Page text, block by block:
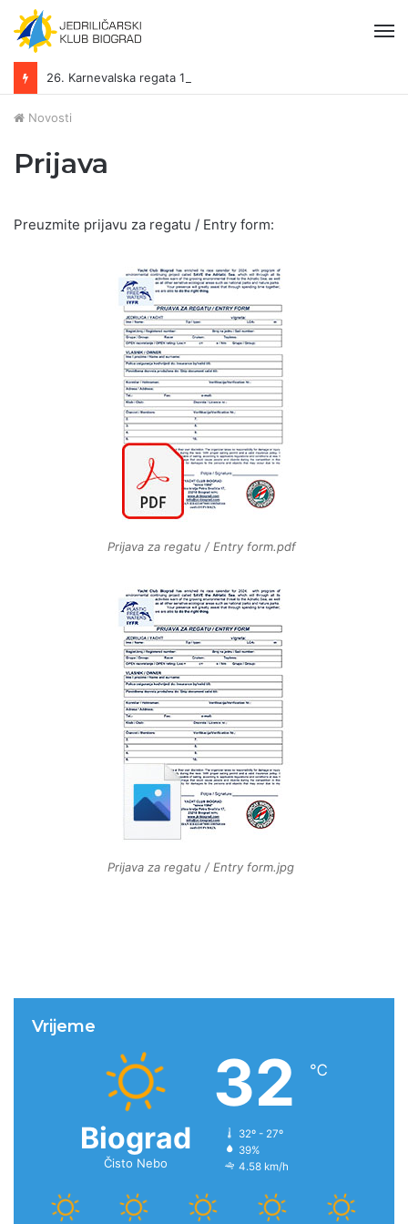
26. Karnevalska regata 13.-15.02.2026.
Novosti
Prijava
Preuzmite prijavu za regatu / Entry form:
Prijava za regatu / Entry form.pdf
Prijava za regatu / Entry form.jpg
Vrijeme
Biograd
Čisto Nebo
32 ℃
32º - 27º
39%
4.58 km/h